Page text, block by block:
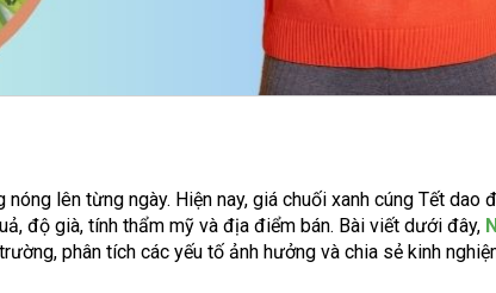
lên từng ngày. Hiện nay, giá chuối xanh cúng Tết dao
độ già, tính thẩm mỹ và địa điểm bán. Bài viết dưới đây,
phân tích các yếu tố ảnh hưởng và chia sẻ kinh